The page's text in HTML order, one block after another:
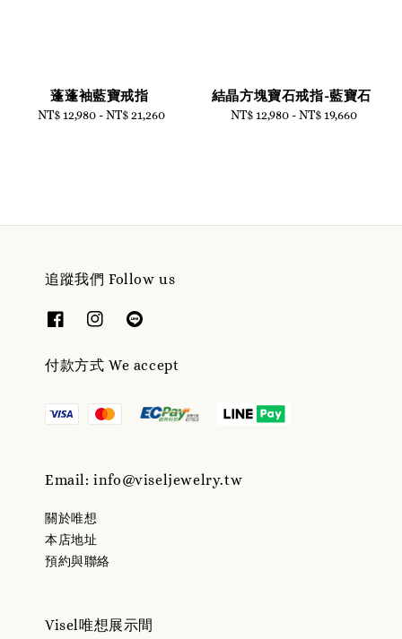
蓬蓬袖藍寶戒指
Regular
NT$ 12,980 -NT$ 21,260
結晶方塊寶石戒指-藍寶石
Regular
NT$ 12,980-NT$ 19,660
追蹤我們 Follow us
付款方式 We accept
Email: info@viseljewelry.tw
關於唯想
本店地址
預約與聯絡
Visel唯想展示間